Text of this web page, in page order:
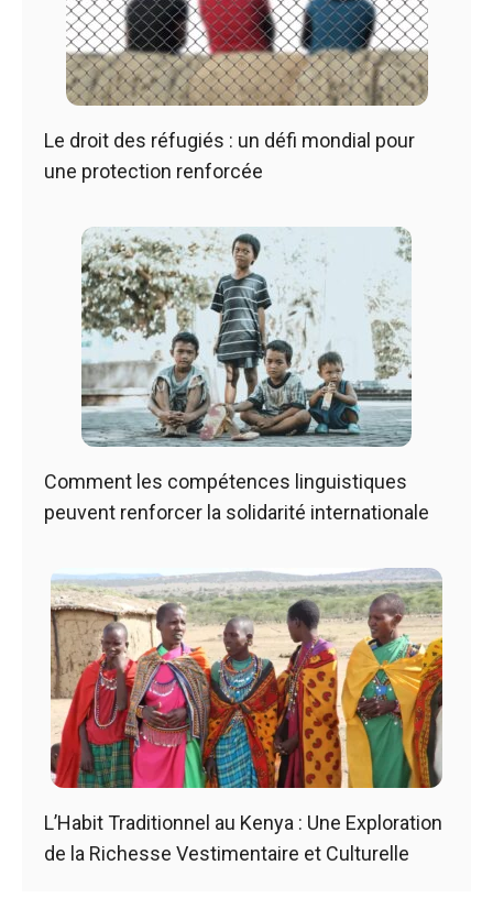
Le droit des réfugiés : un défi mondial pour
une protection renforcée
Comment les compétences linguistiques
peuvent renforcer la solidarité internationale
L’Habit Traditionnel au Kenya : Une Exploration
de la Richesse Vestimentaire et Culturelle